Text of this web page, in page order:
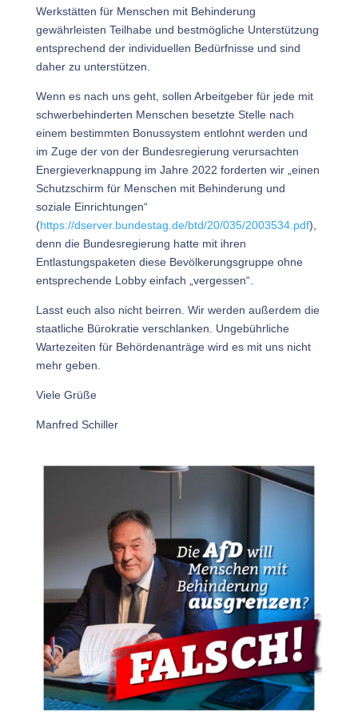
Werkstätten für Menschen mit Behinderung
gewährleisten Teilhabe und bestmögliche Unterstützung
entsprechend der individuellen Bedürfnisse und sind
daher zu unterstützen.
Wenn es nach uns geht, sollen Arbeitgeber für jede mit
schwerbehinderten Menschen besetzte Stelle nach
einem bestimmten Bonussystem entlohnt werden und
im Zuge der von der Bundesregierung verursachten
Energieverknappung im Jahre 2022 forderten wir „einen
Schutzschirm für Menschen mit Behinderung und
soziale Einrichtungen“
(https://dserver.bundestag.de/btd/20/035/2003534.pdf),
denn die Bundesregierung hatte mit ihren
Entlastungspaketen diese Bevölkerungsgruppe ohne
entsprechende Lobby einfach „vergessen“.
Lasst euch also nicht beirren. Wir werden außerdem die
staatliche Bürokratie verschlanken. Ungebührliche
Wartezeiten für Behördenanträge wird es mit uns nicht
mehr geben.
Viele Grüße
Manfred Schiller